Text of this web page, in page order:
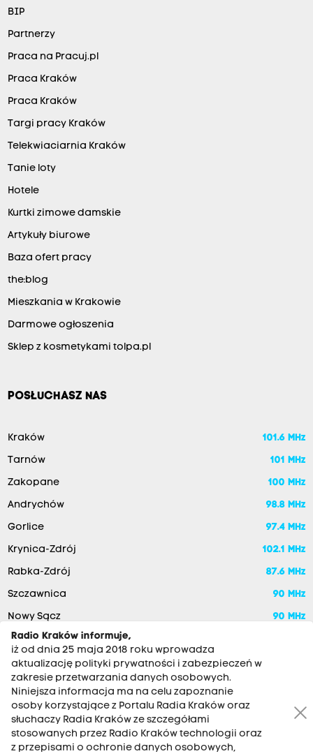
BIP
Partnerzy
Praca na Pracuj.pl
Praca Kraków
Praca Kraków
Targi pracy Kraków
Telekwiaciarnia Kraków
Tanie loty
Hotele
Kurtki zimowe damskie
Artykuły biurowe
Baza ofert pracy
the:blog
Mieszkania w Krakowie
Darmowe ogłoszenia
Sklep z kosmetykami tolpa.pl
POSŁUCHASZ NAS
Kraków 101.6 MHz
Tarnów 101 MHz
Zakopane 100 MHz
Andrychów 98.8 MHz
Gorlice 97.4 MHz
Krynica-Zdrój 102.1 MHz
Rabka-Zdrój 87.6 MHz
Szczawnica 90 MHz
Nowy Sącz 90 MHz
RADIO KRAKÓW SA. Aleja Juliusza Słowackiego 22, 30-007
Radio Kraków informuje,
iż od dnia 25 maja 2018 roku wprowadza
aktualizację polityki prywatności i zabezpieczeń w
zakresie przetwarzania danych osobowych.
Niniejsza informacja ma na celu zapoznanie
osoby korzystające z Portalu Radia Kraków oraz
słuchaczy Radia Kraków ze szczegółami
stosowanych przez Radio Kraków technologii oraz
z przepisami o ochronie danych osobowych,